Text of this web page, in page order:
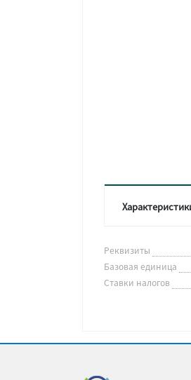
Реквизиты
Базовая единица
Ставки налогов